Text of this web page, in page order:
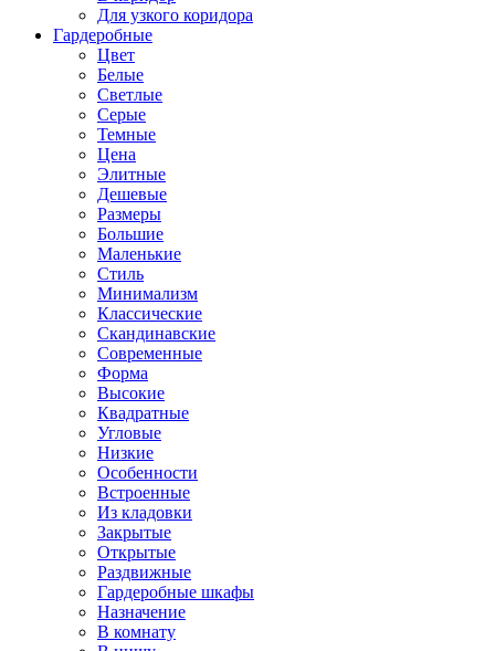
Для узкого коридора
Гардеробные
Цвет
Белые
Светлые
Серые
Темные
Цена
Элитные
Дешевые
Размеры
Большие
Маленькие
Стиль
Минимализм
Классические
Скандинавские
Современные
Форма
Высокие
Квадратные
Угловые
Низкие
Особенности
Встроенные
Из кладовки
Закрытые
Открытые
Раздвижные
Гардеробные шкафы
Назначение
В комнату